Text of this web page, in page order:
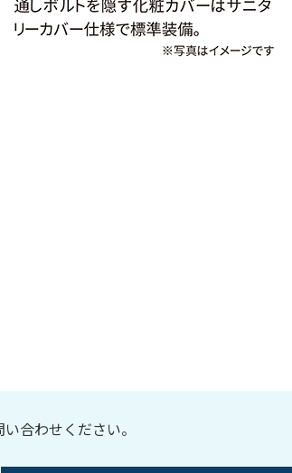
合わせください。